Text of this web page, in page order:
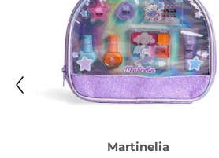
Martinelia